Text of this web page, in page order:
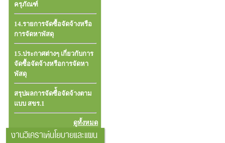
ครุภัณฑ์
14.รายการจัดซื้อจัดจ้างหรือ
การจัดหาพัสดุ
15.ประกาศต่างๆ เกี่ยวกับการ
จัดซื้อจัดจ้างหรือการจัดหา
พัสดุ
สรุปผลการจัดซื่้อจัดจ้างตาม
แบบ สขร.1
ดูทั้งหมด
งานวิเคราเห์นโยบายและแผน